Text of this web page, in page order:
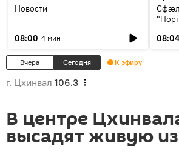
Новости
08:00 4 мин 08:04
Вчера Сегодня К эфиру
г. Цхинвал 106.3
В центре
высадят живую